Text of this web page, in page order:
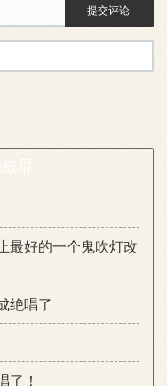
可
显
提交评论
最好的一个鬼吹灯改
绝唱了
了！